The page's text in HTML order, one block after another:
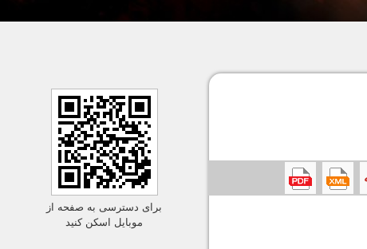
برای دسترسی به صفحه از
موبایل اسکن کنید